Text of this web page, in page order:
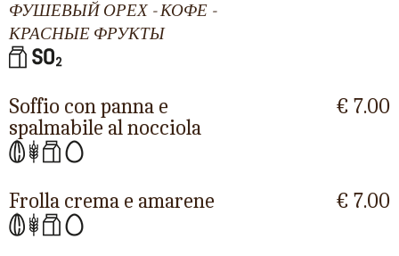
ФУШЕВЫЙ ОРЕХ - КОФЕ -
КРАСНЫЕ ФРУКТЫ
Soffio con panna e
spalmabile al nocciola
€ 7.00
Frolla crema e amarene € 7.00